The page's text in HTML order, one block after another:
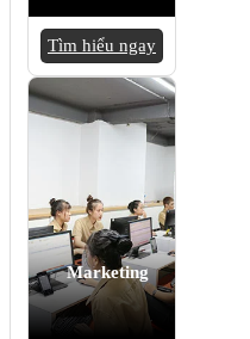
Tìm hiểu ngay
Marketing